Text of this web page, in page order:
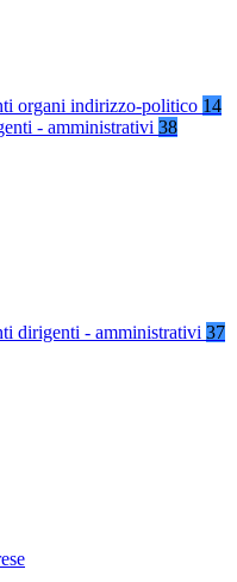
organi indirizzo-politico 14
- amministrativi 38
dirigenti - amministrativi 37